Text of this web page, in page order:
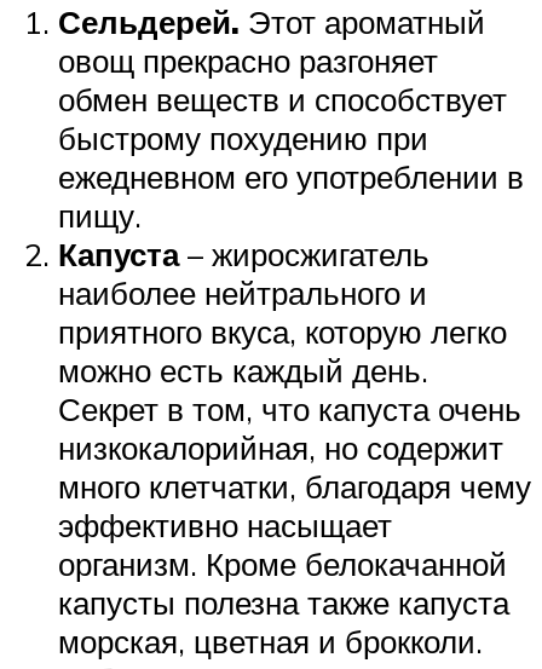
Сельдерей. Этот ароматный
овощ прекрасно разгоняет
обмен веществ и способствует
быстрому похудению при
ежедневном его употреблении в
пищу.
Капуста– жиросжигатель
наиболее нейтрального и
приятного вкуса, которую легко
можно есть каждый день.
Секрет в том, что капуста очень
низкокалорийная, но содержит
много клетчатки, благодаря чему
эффективно насыщает
организм. Кроме белокачанной
капусты полезна также капуста
морская, цветная и брокколи.